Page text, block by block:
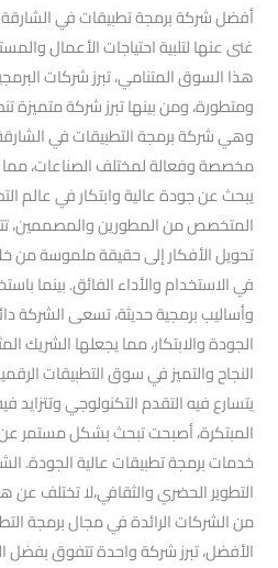
أفضل شركة برمجة تطبيقات في الشارقة
غنى عنها لتلبية احتياجات الأعمال
هذا السوق المتنامي، تبرز شركات
ومتطورة، ومن بينها تبرز شركة متميزة
وهي شركة برمجة التطبيقات في
مخصصة وفعالة لمختلف الصناعات، مما
يبحث عن جودة عالية وابتكار في عالم
المتخصص من المطورين والمصممين،
تحويل الأفكار إلى حقيقة ملموسة من
في الاستخدام والأداء الفائق. بينما
وأساليب برمجية حديثة، تسعى الشركة
الجودة والابتكار، مما يجعلها الشريك
النجاح والتميز في سوق التطبيقات
يتسارع فيه التقدم التكنولوجي وتتزايد
المبتكرة، أصبحت تبحث بشكل مستمر
خدمات برمجة تطبيقات عالية الجودة.
التطوير الحضري والثقافي،لا تختلف
من الشركات الرائدة في مجال برمجة
الأفضل، تبرز شركة واحدة تتفوق بفضل